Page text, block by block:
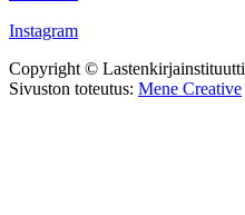
Instagram
Copyright © Lastenkirjainstituutti
Sivuston toteutus: Mene Creative